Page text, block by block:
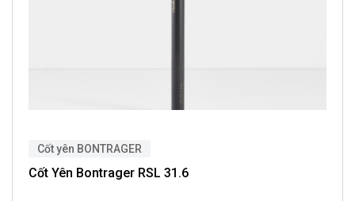
Cốt yên BONTRAGER
Cốt Yên Bontrager RSL 31.6